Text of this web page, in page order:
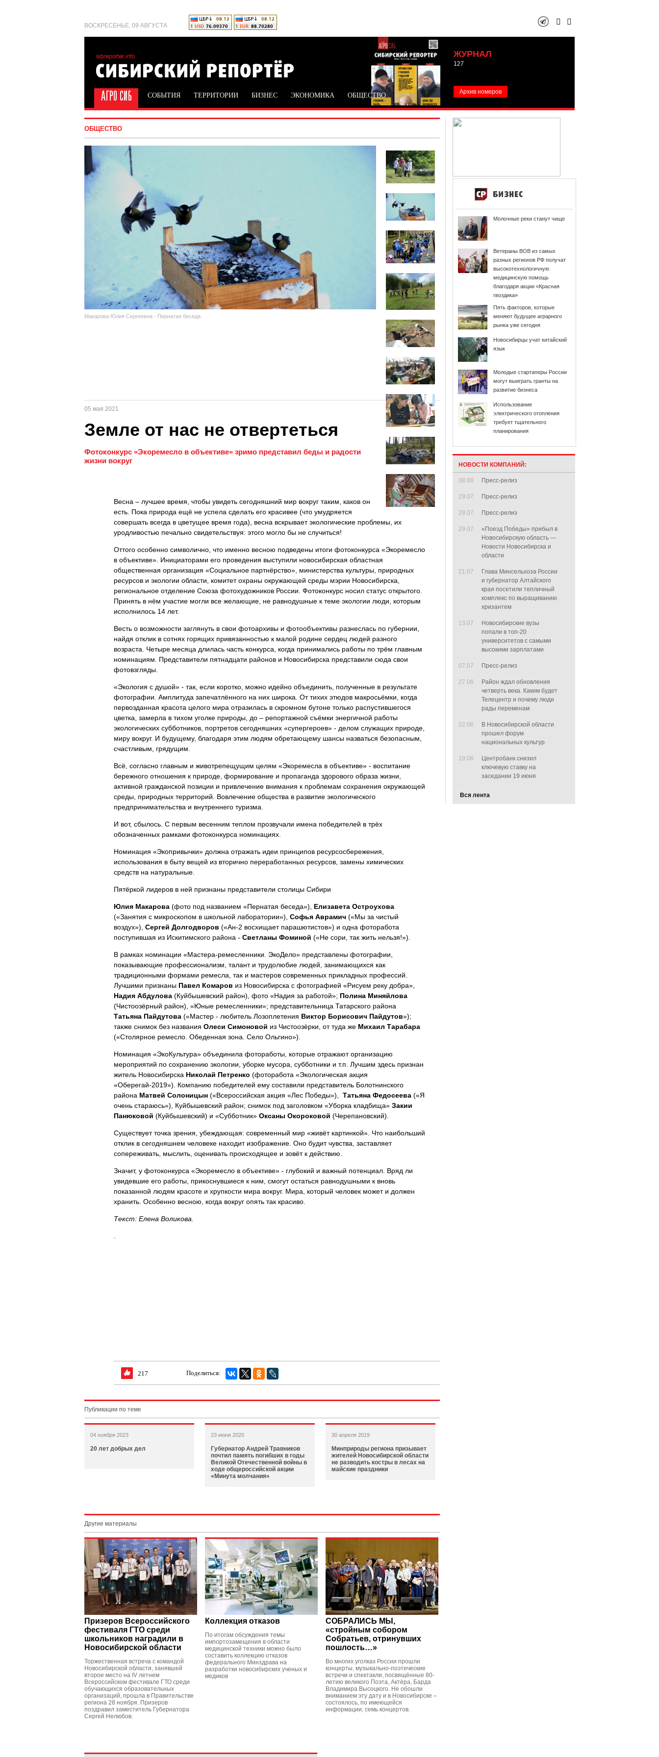
ВОСКРЕСЕНЬЕ, 09 АВГУСТА
ЖУРНАЛ
127
Архив номеров
СОБЫТИЯ ТЕРРИТОРИИ БИЗНЕС ЭКОНОМИКА ОБЩЕСТВО
ОБЩЕСТВО
Макарова Юлия Сергеевна - Пернатая беседа
05 мая 2021
Земле от нас не отвертеться
Фотоконкурс «Экоремесло в объективе» зримо представил беды и радости
жизни вокруг
Весна – лучшее время, чтобы увидеть сегодняшний мир вокруг таким, каков он
есть. Пока природа ещё не успела сделать его красивее (что умудряется
совершать всегда в цветущее время года), весна вскрывает экологические проблемы, их
уродливостью печально свидетельствуя: этого могло бы не случиться!
Оттого особенно символично, что именно весною подведены итоги фотоконкурса «Экоремесло
в объективе». Инициаторами его проведения выступили новосибирская областная
общественная организация «Социальное партнёрство», министерства культуры, природных
ресурсов и экологии области, комитет охраны окружающей среды мэрии Новосибирска,
региональное отделение Союза фотохудожников России. Фотоконкурс носил статус открытого.
Принять в нём участие могли все желающие, не равнодушные к теме экологии люди, которым
исполнилось 14 лет.
Весть о возможности заглянуть в свои фотоархивы и фотообъективы разнеслась по губернии,
найдя отклик в сотнях горящих привязанностью к малой родине сердец людей разного
возраста. Четыре месяца длилась часть конкурса, когда принимались работы по трём главным
номинациям. Представители пятнадцати районов и Новосибирска представили сюда свои
фотовзгляды.
«Экология с душой» - так, если коротко, можно идейно объединить, полученные в результате
фотографии. Амплитуда запечатлённого на них широка. От тихих этюдов макросьёмки, когда
первозданная красота целого мира отразилась в скромном бутоне только распустившегося
цветка, замерла в тихом уголке природы, до – репортажной съёмки энергичной работы
экологических субботников, портретов сегодняшних «супергероев» - делом служащих природе,
миру вокруг. И будущему, благодаря этим людям обретающему шансы назваться безопасным,
счастливым, грядущим.
Всё, согласно главным и животрепещущим целям «Экоремесла в объективе» - воспитание
бережного отношения к природе, формирование и пропаганда здорового образа жизни,
активной гражданской позиции и привлечение внимания к проблемам сохранения окружающей
среды, природных территорий. Вовлечение общества в развитие экологического
предпринимательства и внутреннего туризма.
И вот, сбылось. С первым весенним теплом прозвучали имена победителей в трёх
обозначенных рамками фотоконкурса номинациях.
Номинация «Экопривычки» должна отражать идеи принципов ресурсосбережения,
использования в быту вещей из вторично переработанных ресурсов, замены химических
средств на натуральные.
Пятёркой лидеров в ней признаны представители столицы Сибири
Юлия Макарова (фото под названием «Пернатая беседа»), Елизавета Остроухова
(«Занятия с микроскопом в школьной лаборатории»), Софья Аврамич («Мы за чистый
воздух»), Сергей Долгодворов («Ан-2 восхищает парашютистов») и одна фоторабота
поступившая из Искитимского района - Светланы Фоминой («Не сори, так жить нельзя!»).
В рамках номинации «Мастера-ремесленники. ЭкоДело» представлены фотографии,
показывающие профессионализм, талант и трудолюбие людей, занимающихся как
традиционными формами ремесла, так и мастеров современных прикладных профессий.
Лучшими признаны Павел Комаров из Новосибирска с фотографией «Рисуем реку добра»,
Надия Абдулова (Куйбышевский район), фото «Надия за работой»; Полина Миняйлова
(Чистоозёрный район), «Юные ремесленники»; представительница Татарского района
Татьяна Пайдутова («Мастер - любитель Лозоплетения Виктор Борисович Пайдутов»);
также снимок без названия Олеси Симоновой из Чистоозёрки, от туда же Михаил Тарабара
(«Столярное ремесло. Обеденная зона. Село Ольгино»).
Номинация «ЭкоКультура» объединила фотоработы, которые отражают организацию
мероприятий по сохранению экологии, уборке мусора, субботники и т.п. Лучшим здесь признан
житель Новосибирска Николай Петренко (фоторабота «Экологическая акция
«Оберегай-2019»). Компанию победителей ему составили представитель Болотнинского
района Матвей Солоницын («Всероссийская акция «Лес Победы»), Татьяна Федосеева («Я
очень стараюсь»), Куйбышевский район; снимок под заголовком «Уборка кладбища» Закии
Панюковой (Куйбышевский) и «Субботник» Оксаны Окороковой (Черепановский).
Существует точка зрения, убеждающая: современный мир «живёт картинкой». Что наибольший
отклик в сегодняшнем человеке находит изображение. Оно будит чувства, заставляет
сопереживать, мыслить, оценивать происходящее и зовёт к действию.
Значит, у фотоконкурса «Экоремесло в объективе» - глубокий и важный потенциал. Вряд ли
увидевшие его работы, прикоснувшиеся к ним, смогут остаться равнодушными к вновь
показанной людям красоте и хрупкости мира вокруг. Мира, который человек может и должен
хранить. Особенно весною, когда вокруг опять так красиво.
Текст: Елена Воликова.
217 Поделиться:
Публикации по теме
04 ноября 2023
20 лет добрых дел
23 июня 2020
Губернатор Андрей Травников
почтил память погибших в годы
Великой Отечественной войны в
ходе общероссийской акции
«Минута молчания»
30 апреля 2019
Минприроды региона призывает
жителей Новосибирской области
не разводить костры в лесах на
майские праздники
Другие материалы
Призеров Всероссийского
фестиваля ГТО среди
школьников наградили в
Новосибирской области
Торжественная встреча с командой
Новосибирской области, занявшей
второе место на IV летнем
Всероссийском фестивале ГТО среди
обучающихся образовательных
организаций, прошла в Правительстве
региона 28 ноября. Призеров
поздравил заместитель Губернатора
Сергей Нелюбов.
Коллекция отказов
По итогам обсуждения темы
импортозамещения в области
медицинской техники можно было
составить коллекцию отказов
федерального Минздрава на
разработки новосибирских ученых и
медиков
СОБРАЛИСЬ МЫ,
«стройным собором
Собратьев, отринувших
пошлость…»
Во многих уголках России прошли
концерты, музыкально-поэтические
встречи и спектакли, посвящённые 80-
летию великого Поэта, Актёра, Барда
Владимира Высоцкого. Не обошли
вниманием эту дату и в Новосибирске –
состоялось, по имеющейся
информации, семь концертов.
Молочные реки станут чище
Ветераны ВОВ из самых
разных регионов РФ получат
высокотехнологичную
медицинскую помощь
благодаря акции «Красная
гвоздика»
Пять факторов, которые
меняют будущее аграрного
рынка уже сегодня
Новосибирцы учат китайский
язык
Молодые стартаперы России
могут выиграть гранты на
развитие бизнеса
Использование
электрического отопления
требует тщательного
планирования
НОВОСТИ КОМПАНИЙ:
08.08 Пресс-релиз
29.07 Пресс-релиз
29.07 Пресс-релиз
29.07
«Поезд Победы» прибыл в
Новосибирскую область —
Новости Новосибирска и
области
21.07
Глава Минсельхоза России
и губернатор Алтайского
края посетили тепличный
комплекс по выращиванию
хризантем
13.07
Новосибирские вузы
попали в топ-20
университетов с самыми
высокими зарплатами
07.07 Пресс-релиз
27.06
Район ждал обновления
четверть века. Каким будет
Телецентр и почему люди
рады переменам
22.06
В Новосибирской области
прошел форум
национальных культур
19.06
Центробанк снизил
ключевую ставку на
заседании 19 июня
Вся лента